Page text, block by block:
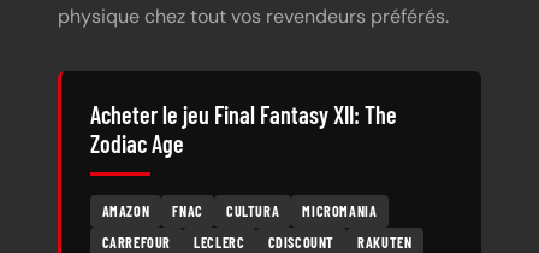
physique chez tout vos revendeurs préférés.
Acheter le jeu Final Fantasy XII: The
Zodiac Age
AMAZON FNAC CULTURA
MICROMANIA
CARREFOUR
LECLERC CDISCOUNT
RAKUTEN